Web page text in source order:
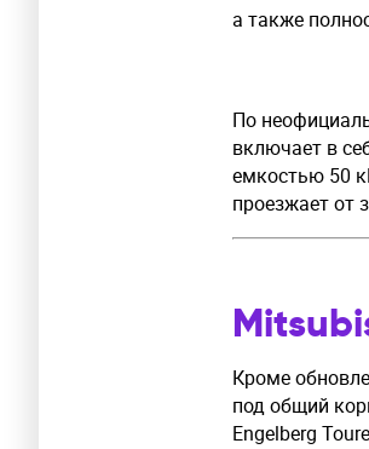
а также
По
включает в
емкостью 50
проезжает от
Кроме
под общий
Engelberg